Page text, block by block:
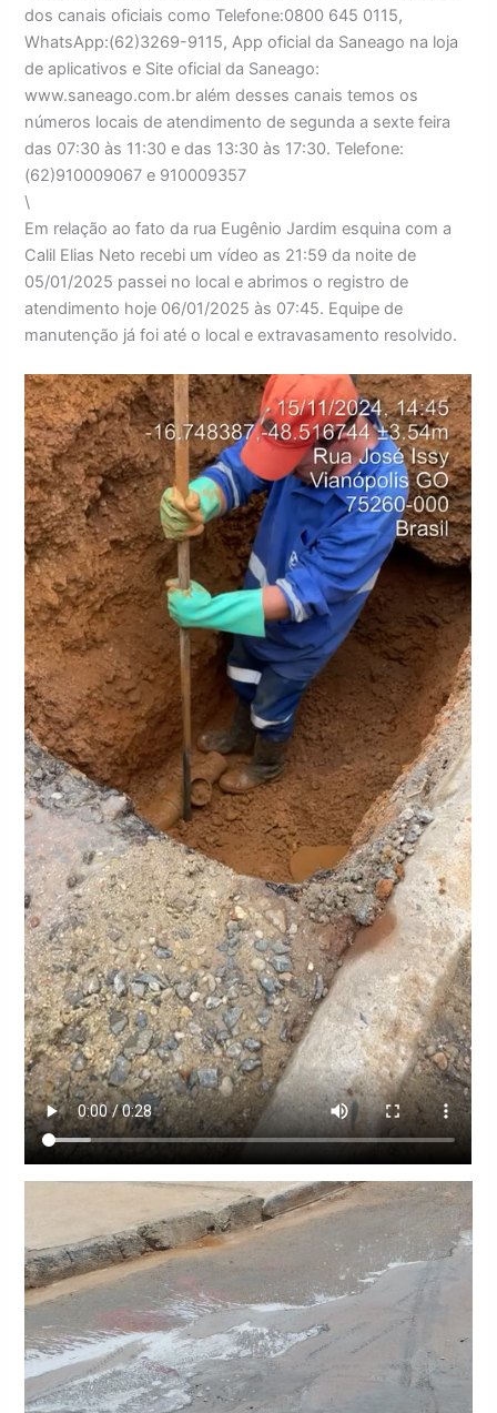
dos canais oficiais como Telefone:0800 645 0115,
WhatsApp:(62)3269-9115, App oficial da Saneago na loja
de aplicativos e Site oficial da Saneago:
www.saneago.com.br além desses canais temos os
números locais de atendimento de segunda a sexte feira
das 07:30 às 11:30 e das 13:30 às 17:30. Telefone:
(62)910009067 e 910009357
\
Em relação ao fato da rua Eugênio Jardim esquina com a
Calil Elias Neto recebi um vídeo as 21:59 da noite de
05/01/2025 passei no local e abrimos o registro de
atendimento hoje 06/01/2025 às 07:45. Equipe de
manutenção já foi até o local e extravasamento resolvido.